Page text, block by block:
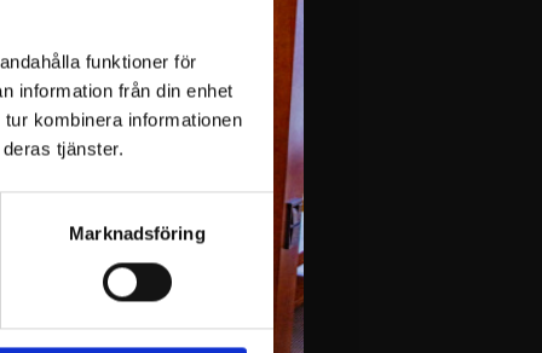
funktioner för
information från din enhet
kombinera informationen
tjänster.
Marknadsföring